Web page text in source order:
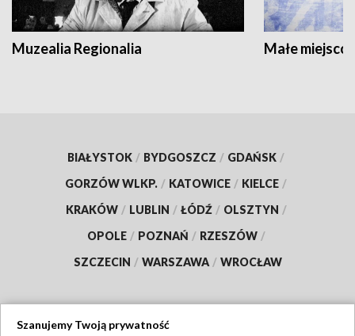
Muzealia Regionalia Małe
BIAŁYSTOK / BYDGOSZCZ / GDAŃSK /
GORZÓW WLKP. / KATOWICE / KIELCE /
KRAKÓW / LUBLIN / ŁÓDŹ / OLSZTYN /
OPOLE / POZNAŃ / RZESZÓW /
SZCZECIN / WARSZAWA / WROCŁAW
Szanujemy Twoją prywatność